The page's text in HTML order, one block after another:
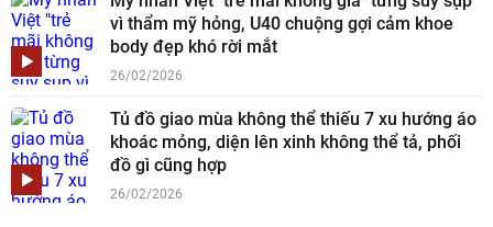
vì thẩm mỹ hỏng, U40 chuộng gợi cảm khoe
body đẹp khó rời mắt
26/02/2026
Tủ đồ giao mùa không thể thiếu 7 xu hướng áo
khoác mỏng, diện lên xinh không thể tả, phối
đồ gì cũng hợp
26/02/2026